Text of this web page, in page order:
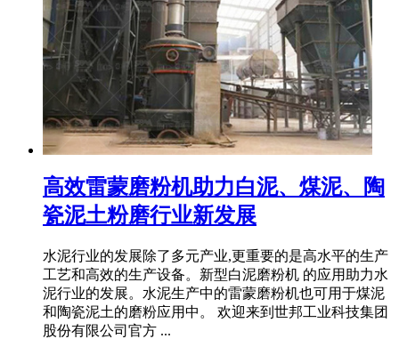
高效雷蒙磨粉机助力白泥、煤泥、陶
瓷泥土粉磨行业新发展
水泥行业的发展除了多元产业,更重要的是高水平的生产
工艺和高效的生产设备。新型白泥磨粉机 的应用助力水
泥行业的发展。水泥生产中的雷蒙磨粉机也可用于煤泥
和陶瓷泥土的磨粉应用中。 欢迎来到世邦工业科技集团
股份有限公司官方 ...